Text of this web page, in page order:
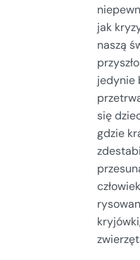
jak
naszą
jedynie
się
gdzie